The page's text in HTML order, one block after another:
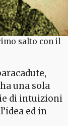
salto con il
una sola
di intuizioni
ed in